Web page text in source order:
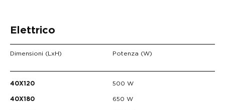
Elettrico
Dimensioni (LxH) Potenza (W)
40X120 500 W
40X180 650 W